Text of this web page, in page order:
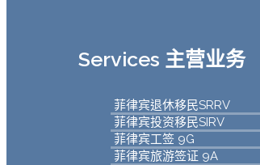
Services 主营业务
菲律宾退休移民SRRV
菲律宾投资移民SIRV
菲律宾工签 9G
菲律宾旅游签证 9A